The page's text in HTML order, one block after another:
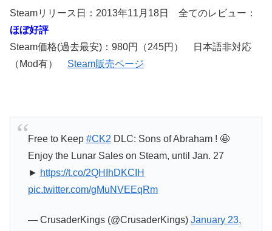
Steamリリース日：2013年11月18日 全てのレビュー：
ほぼ好評
Steam価格(過去最安)：980円（245円） 日本語非対応
（Mod有）
Steam販売ページ
Free to Keep #CK2 DLC: Sons of Abraham ! 🤩
Enjoy the Lunar Sales on Steam, until Jan. 27
► https://t.co/2QHIhDKCIH
pic.twitter.com/gMuNVEEqRm
— CrusaderKings (@CrusaderKings) January 23,